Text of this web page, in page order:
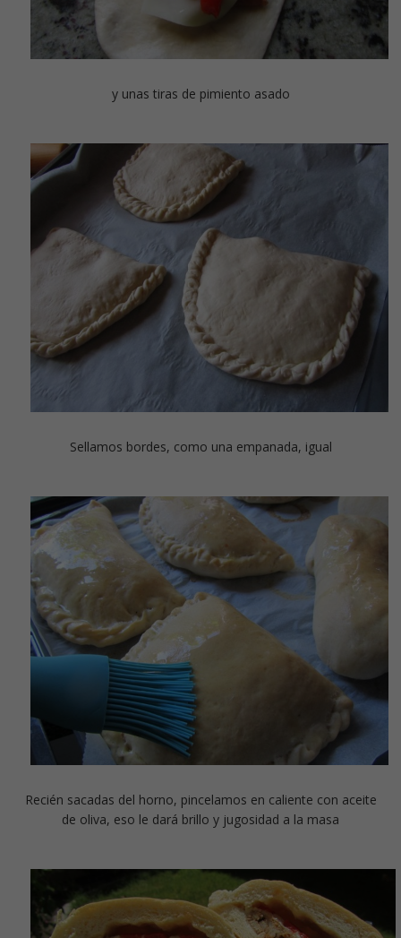
y unas tiras de pimiento asado
Sellamos bordes, como una empanada, igual
Recién sacadas del horno, pincelamos en caliente con aceite
de oliva, eso le dará brillo y jugosidad a la masa